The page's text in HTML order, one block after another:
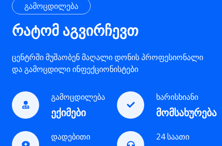
გამოცდილება
რატომ აგვირჩევთ
ცენტრში მუშაობენ მაღალი დონის პროფესიონალი
და გამოცდილი ინფექციონისტები
გამოცდილება
ექიმები
ხარისხიანი
მომსახურება
დადებითი 24 საათი